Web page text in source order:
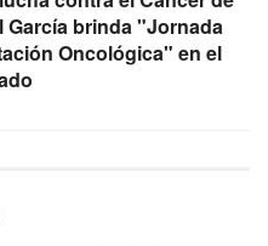
García brinda "Jornada
Oncológica" en el